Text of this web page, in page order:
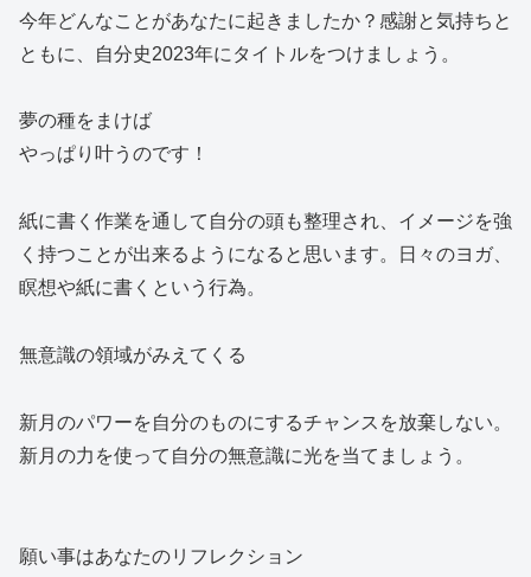
今年どんなことがあなたに起きましたか？感謝と気持ちと
ともに、自分史2023年にタイトルをつけましょう。
夢の種をまけば
やっぱり叶うのです！
紙に書く作業を通して自分の頭も整理され、イメージを強
く持つことが出来るようになると思います。日々のヨガ、
瞑想や紙に書くという行為。
無意識の領域がみえてくる
新月のパワーを自分のものにするチャンスを放棄しない。
新月の力を使って自分の無意識に光を当てましょう。
願い事はあなたのリフレクション